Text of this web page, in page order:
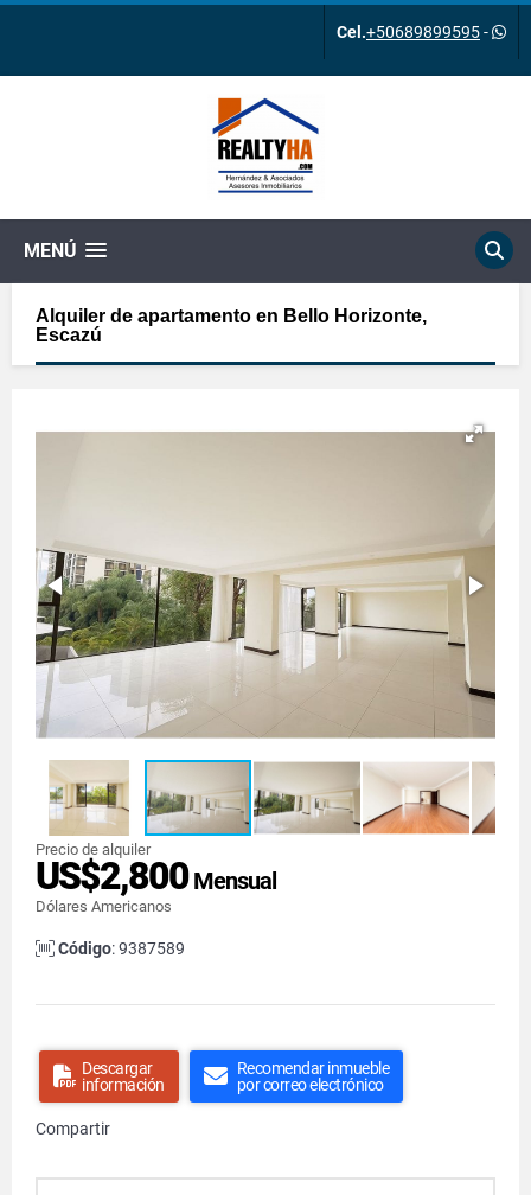
Cel.+50689899595-
MENÚ
Alquiler de apartamento en Bello Horizonte,
Escazú
Precio de alquiler
US$2,800Mensual
Dólares Americanos
Código: 9387589
Descargar
información
Recomendar inmueble
por correo electrónico
Compartir